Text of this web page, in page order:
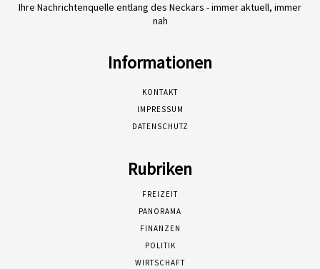
Ihre Nachrichtenquelle entlang des Neckars - immer aktuell, immer
nah
Informationen
KONTAKT
IMPRESSUM
DATENSCHUTZ
Rubriken
FREIZEIT
PANORAMA
FINANZEN
POLITIK
WIRTSCHAFT